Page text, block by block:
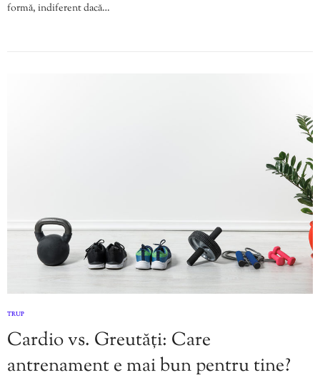
formă, indiferent dacă…
TRUP
Cardio vs. Greutăți: Care
antrenament e mai bun pentru tine?